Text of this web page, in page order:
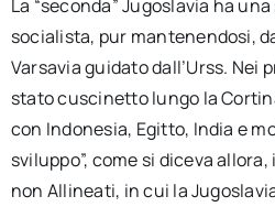
La “seconda” Jugoslavia ha
socialista, pur mantenendosi,
Varsavia guidato dall’Urss. Nei
stato cuscinetto lungo la
con Indonesia, Egitto, India e
sviluppo”, come si diceva
non Allineati, in cui la